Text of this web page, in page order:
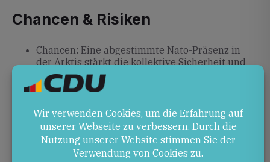
Chancen & Risiken
Chancen: Eine abgestimmte Nato-Präsenz in
der Arktis stärkt die kollektive Sicherheit und
bekräftigt gemeinsame
Verteidigungsinteressen.
das Vertrauen in multilaterale
Bündnisstrukturen untergraben und
transatlantische Beziehungen belasten.